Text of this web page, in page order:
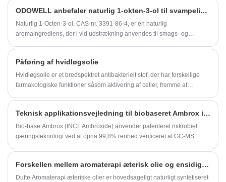
ODOWELL anbefaler naturlig 1-okten-3-ol til svampelignende og jordagtig smagsapplikationer
Naturlig 1-Octen-3-ol, CAS-nr. 3391-86-4, er en naturlig
aromaingrediens, der i vid udstrækning anvendes til smags- og
karakteristisk materiale til formler, der kræver en naturlig smags- eller
svamperetning.
Påføring af hvidløgsolie
Hvidløgsolie er et bredspektret antibakterielt stof, der har forskellige
farmakologiske funktioner såsom aktivering af celler, fremme af
Teknisk applikationsvejledning til biobaseret Ambrox i kosmetik
Bio-base Ambrox (INCI: Ambroxide) anvender patenteret mikrobiel
gæringsteknologi ved at opnå 99,8% renhed verificeret af GC-MS.
syntetiske duftbegrænsninger.
Forskellen mellem aromaterapi æterisk olie og ensidig æterisk olie
Dufte Aromaterapi æteriske olier er hovedsageligt naturligt syntetiseret